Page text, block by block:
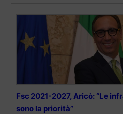
Fsc 2021-2027, Aricò: “Le
sono la priorità”